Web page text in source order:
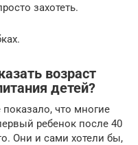
захотеть.
возраст
детей?
что многие
ребенок после 40
Они и сами хотели бы,